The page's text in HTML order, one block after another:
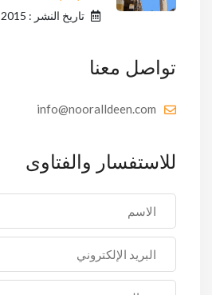
تاريخ النشر : 2015-05-29
تواصل معنا
info@nooralldeen.com
للاستفسار والفتاوى